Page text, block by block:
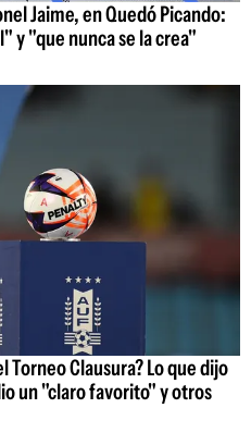
Jaime, en Quedó Picando:
y "que nunca se la crea"
Torneo Clausura? Lo que dijo
un "claro favorito" y otros